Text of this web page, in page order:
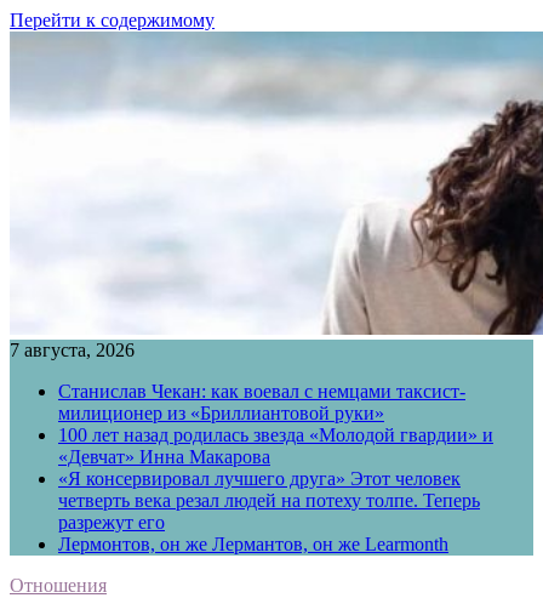
Перейти к содержимому
7 августа, 2026
Станислав Чекан: как воевал с немцами таксист-
милиционер из «Бриллиантовой руки»
100 лет назад родилась звезда «Молодой гвардии» и
«Девчат» Инна Макарова
«Я консервировал лучшего друга» Этот человек
четверть века резал людей на потеху толпе. Теперь
разрежут его
Лермонтов, он же Лермантов, он же Learmonth
Отношения